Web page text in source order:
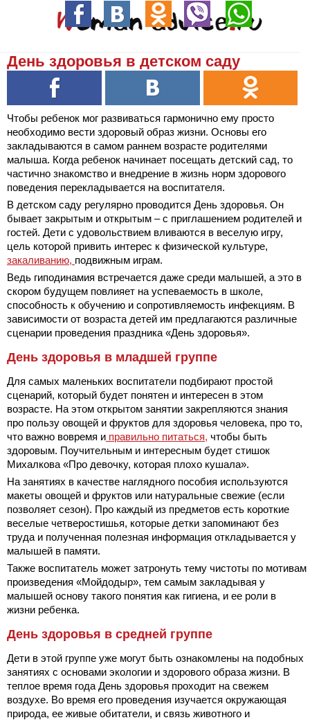
День здоровья в детском саду
Чтобы ребенок мог развиваться гармонично ему просто
необходимо вести здоровый образ жизни. Основы его
закладываются в самом раннем возрасте родителями
малыша. Когда ребенок начинает посещать детский сад, то
частично знакомство и внедрение в жизнь норм здорового
поведения перекладывается на воспитателя.
В детском саду регулярно проводится День здоровья. Он
бывает закрытым и открытым – с приглашением родителей и
гостей. Дети с удовольствием вливаются в веселую игру,
цель которой привить интерес к физической культуре,
закаливанию, подвижным играм.
Ведь гиподинамия встречается даже среди малышей, а это в
скором будущем повлияет на успеваемость в школе,
способность к обучению и сопротивляемость инфекциям. В
зависимости от возраста детей им предлагаются различные
сценарии проведения праздника «День здоровья».
День здоровья в младшей группе
Для самых маленьких воспитатели подбирают простой
сценарий, который будет понятен и интересен в этом
возрасте. На этом открытом занятии закрепляются знания
про пользу овощей и фруктов для здоровья человека, про то,
что важно вовремя и правильно питаться, чтобы быть
здоровым. Поучительным и интересным будет стишок
Михалкова «Про девочку, которая плохо кушала».
На занятиях в качестве наглядного пособия используются
макеты овощей и фруктов или натуральные свежие (если
позволяет сезон). Про каждый из предметов есть короткие
веселые четверостишья, которые детки запоминают без
труда и полученная полезная информация откладывается у
малышей в памяти.
Также воспитатель может затронуть тему чистоты по мотивам
произведения «Мойдодыр», тем самым закладывая у
малышей основу такого понятия как гигиена, и ее роли в
жизни ребенка.
День здоровья в средней группе
Дети в этой группе уже могут быть ознакомлены на подобных
занятиях с основами экологии и здорового образа жизни. В
теплое время года День здоровья проходит на свежем
воздухе. Во время его проведения изучается окружающая
природа, ее живые обитатели, и связь животного и